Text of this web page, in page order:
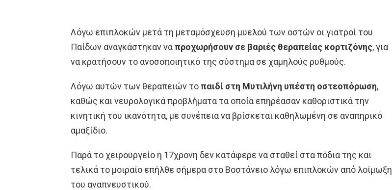
Λόγω επιπλοκών μετά τη μεταμόσχευση μυελού των οστών οι γιατροί του
Παίδων αναγκάστηκαν ναπροχωρήσουν σε βαριές θεραπείας κορτιζόνης, για
να κρατήσουν το ανοσοποιητικό της σύστημα σε χαμηλούς ρυθμούς.
Λόγω αυτών των θεραπειών τοπαιδί στη Μυτιλήνη υπέστη οστεοπόρωση,
καθώς και νευρολογικά προβλήματα τα οποία επηρέασαν καθοριστικά την
κινητική του ικανότητα, με συνέπεια να βρίσκεται καθηλωμένη σε αναπηρικό
αμαξίδιο.
Παρά το χειρουργείο η 17χρονη δεν κατάφερε να σταθεί στα πόδια της και
τελικά το μοιραίο επήλθε σήμερα στο Βοστάνειο λόγω επιπλοκών από λοίμωξη
του αναπνευστικού.